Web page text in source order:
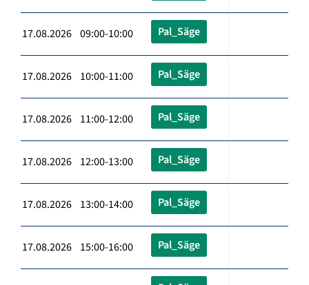
17.08.2026 09:00-10:00 Pal_Säge
17.08.2026 10:00-11:00 Pal_Säge
17.08.2026 11:00-12:00 Pal_Säge
17.08.2026 12:00-13:00 Pal_Säge
17.08.2026 13:00-14:00 Pal_Säge
17.08.2026 15:00-16:00 Pal_Säge